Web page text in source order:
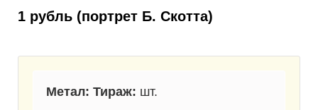
1 рубль (портрет Б. Скотта)
Метал: Тираж: шт.